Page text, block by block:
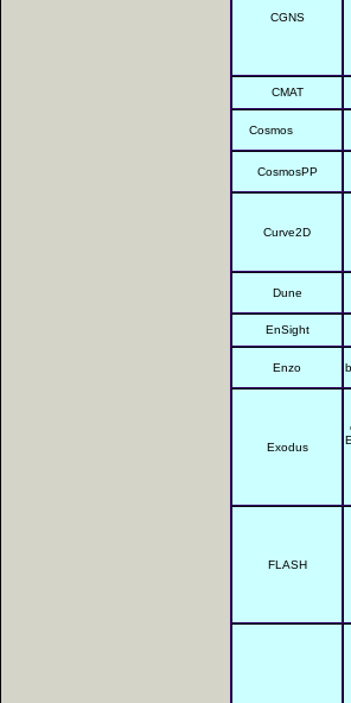
CGNS
CMAT
Cosmos
CosmosPP
Curve2D
Dune
EnSight
Enzo
Exodus
FLASH